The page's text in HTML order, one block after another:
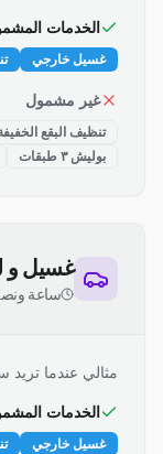
الخدمات
غسيل خارجي
غير مشمول
تنظيف البقع
بوليش ٣ طبقات
غسيل و
ساعة
مثالي عندما
الخدمات
غسيل خارجي